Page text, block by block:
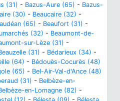
(31) - Bazus-Aure (65) - Bazus-
(30) - Beaucaire (32) -
(65) - Beaufort (31) -
(32) - Beaumont-de-
sur-Lèze (31) -
(31) - Bédarieux (34) -
(64) - Bédouès-Cocurès (48)
(65) - Bel-Air-Val-d'Ance (48)
(31) - Belbèze-en-
en-Lomagne (82) -